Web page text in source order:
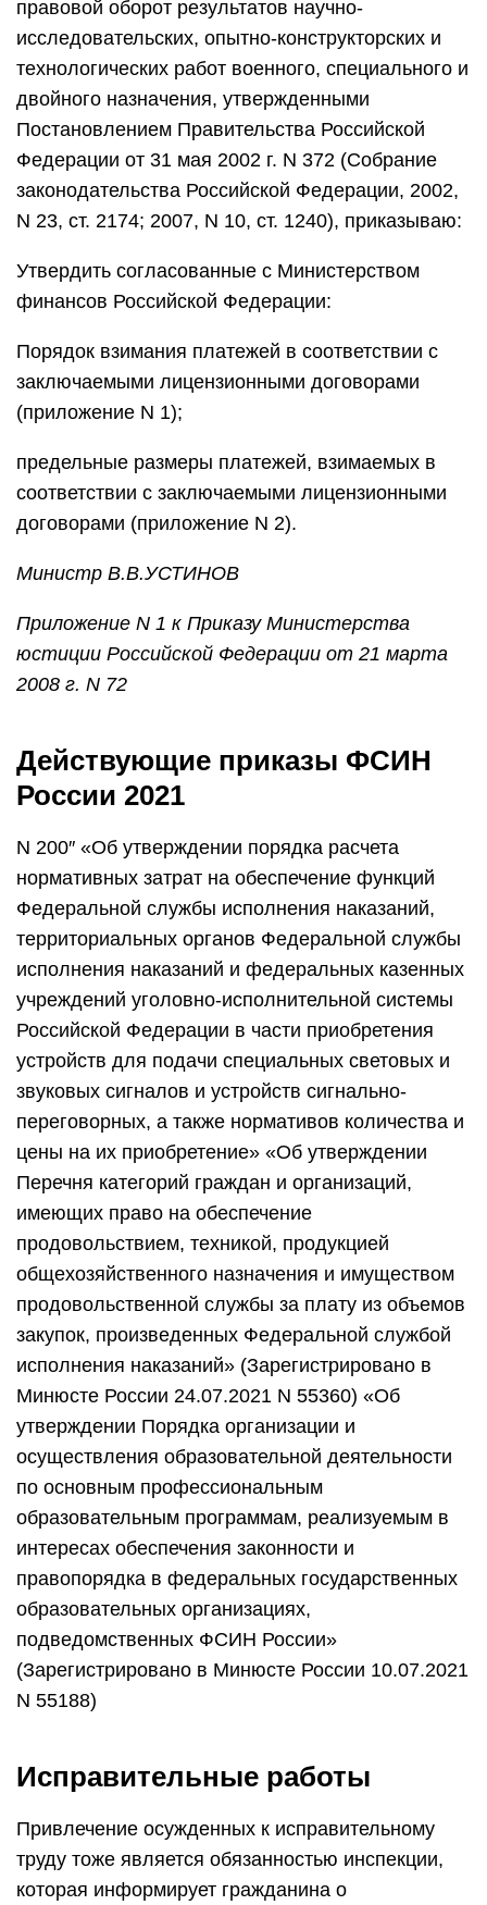
правовой оборот результатов научно-
исследовательских, опытно-конструкторских и
технологических работ военного, специального и
двойного назначения, утвержденными
Постановлением Правительства Российской
Федерации от 31 мая 2002 г. N 372 (Собрание
законодательства Российской Федерации, 2002,
N 23, ст. 2174; 2007, N 10, ст. 1240), приказываю:
Утвердить согласованные с Министерством
финансов Российской Федерации:
Порядок взимания платежей в соответствии с
заключаемыми лицензионными договорами
(приложение N 1);
предельные размеры платежей, взимаемых в
соответствии с заключаемыми лицензионными
договорами (приложение N 2).
Министр В.В.УСТИНОВ
Приложение N 1 к Приказу Министерства
юстиции Российской Федерации от 21 марта
2008 г. N 72
Действующие приказы ФСИН
России 2021
N 200″ «Об утверждении порядка расчета
нормативных затрат на обеспечение функций
Федеральной службы исполнения наказаний,
территориальных органов Федеральной службы
исполнения наказаний и федеральных казенных
учреждений уголовно-исполнительной системы
Российской Федерации в части приобретения
устройств для подачи специальных световых и
звуковых сигналов и устройств сигнально-
переговорных, а также нормативов количества и
цены на их приобретение» «Об утверждении
Перечня категорий граждан и организаций,
имеющих право на обеспечение
продовольствием, техникой, продукцией
общехозяйственного назначения и имуществом
продовольственной службы за плату из объемов
закупок, произведенных Федеральной службой
исполнения наказаний» (Зарегистрировано в
Минюсте России 24.07.2021 N 55360) «Об
утверждении Порядка организации и
осуществления образовательной деятельности
по основным профессиональным
образовательным программам, реализуемым в
интересах обеспечения законности и
правопорядка в федеральных государственных
образовательных организациях,
подведомственных ФСИН России»
(Зарегистрировано в Минюсте России 10.07.2021
N 55188)
Исправительные работы
Привлечение осужденных к исправительному
труду тоже является обязанностью инспекции,
которая информирует гражданина о